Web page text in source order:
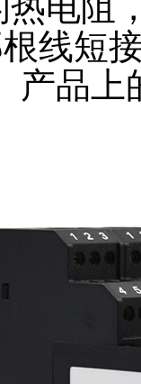
热电阻
线短
产品上